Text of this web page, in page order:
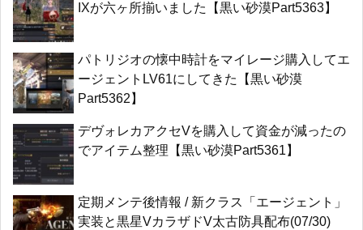
IXが六ヶ所揃いました【黒い砂漠Part5363】
パトリジオの懐中時計をマイレージ購入してエ
ージェントLV61にしてきた【黒い砂漠
Part5362】
デヴォレカアクセVを購入して資金が減ったの
でアイテム整理【黒い砂漠Part5361】
定期メンテ後情報 / 新クラス「エージェント」
実装と黒星VカラザドV太古防具配布(07/30)